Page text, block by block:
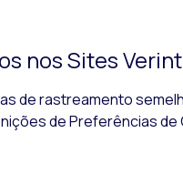
nos Sites Verint
de rastreamento
de Preferências